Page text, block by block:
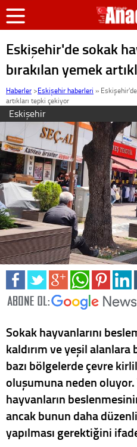
Eskişehir'de sokak
bırakılan yemek
Haberler >Eskişehir haberleri »
artıkları tepki çekiyor
Eskişehir
Sokak hayvanlarını
kaldırım ve yeşil alanlara
bazı bölgelerde çevre
oluşumuna neden
hayvanların
ancak bunun daha
yapılması gerektiğini